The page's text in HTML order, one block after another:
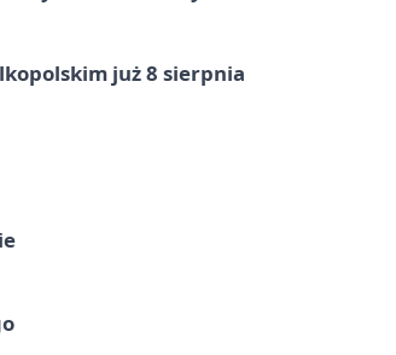
już 8 sierpnia